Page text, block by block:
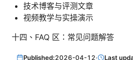
技术博客与评测文章
视频教学与实操演示
十四、FAQ 区：常见问题解答
Published:2026-04-12· Last